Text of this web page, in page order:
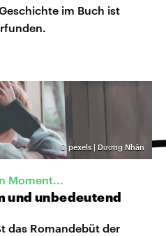
im Buch ist
©pexels | Dương Nhân
Moment...
und unbedeutend
das Romandebüt der